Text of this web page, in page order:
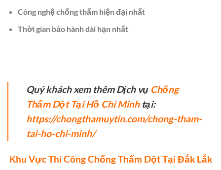
Công nghệ chống thấm hiện đại nhất
Thời gian bảo hành dài hạn nhất
Quý khách xem thêm Dịch vụ Chống
Thấm Dột Tại Hồ Chí Minhtại:
https://chongthamuytin.com/chong-tham-
tai-ho-chi-minh/
Khu Vực Thi Công Chống Thấm Dột Tại Đắk Lắk